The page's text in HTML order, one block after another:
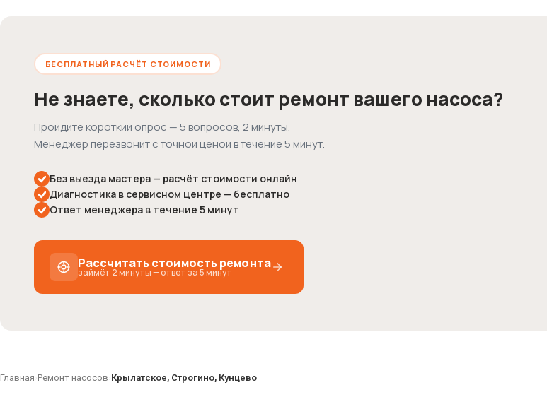
БЕСПЛАТНЫЙ РАСЧЁТ СТОИМОСТИ
Не знаете, сколько стоит ремонт вашего насоса?
Пройдите короткий опрос — 5 вопросов, 2 минуты.
Менеджер перезвонит с точной ценой в течение 5 минут.
Без выезда мастера — расчёт стоимости онлайн
Диагностика в сервисном центре — бесплатно
Ответ менеджера в течение 5 минут
Рассчитать стоимость ремонта
займёт 2 минуты — ответ за 5 минут
Главная Ремонт насосов Крылатское, Строгино, Кунцево